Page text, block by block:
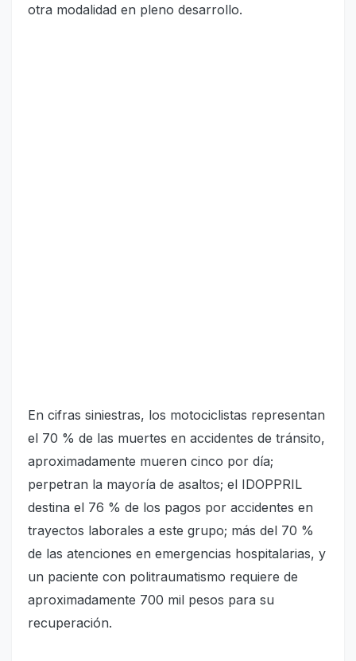
otra modalidad en pleno desarrollo.
En cifras siniestras, los motociclistas representan
el 70 % de las muertes en accidentes de tránsito,
aproximadamente mueren cinco por día;
perpetran la mayoría de asaltos; el IDOPPRIL
destina el 76 % de los pagos por accidentes en
trayectos laborales a este grupo; más del 70 %
de las atenciones en emergencias hospitalarias, y
un paciente con politraumatismo requiere de
aproximadamente 700 mil pesos para su
recuperación.